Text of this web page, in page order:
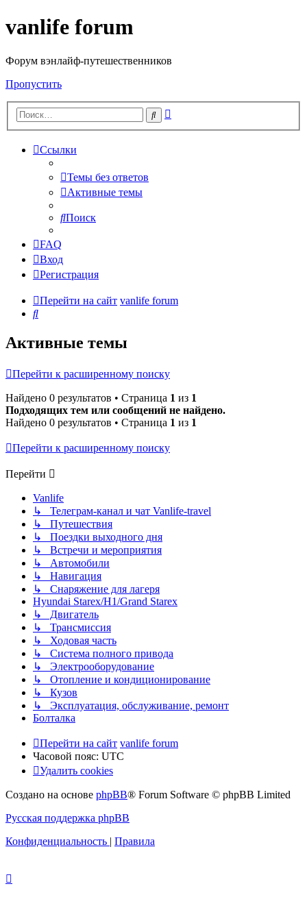
vanlife forum
Форум вэнлайф-путешественников
Пропустить
Поиск
Ссылки
Темы без ответов
Активные темы
Поиск
FAQ
Вход
Регистрация
Перейти на сайт vanlife forum
Поиск
Активные темы
Перейти к расширенному поиску
Найдено 0 результатов • Страница 1 из 1
Подходящих тем или сообщений не найдено.
Найдено 0 результатов • Страница 1 из 1
Перейти к расширенному поиску
Перейти
Vanlife
↳ Телеграм-канал и чат Vanlife-travel
↳ Путешествия
↳ Поездки выходного дня
↳ Встречи и мероприятия
↳ Автомобили
↳ Навигация
↳ Снаряжение для лагеря
Hyundai Starex/H1/Grand Starex
↳ Двигатель
↳ Трансмиссия
↳ Ходовая часть
↳ Система полного привода
↳ Электрооборудование
↳ Отопление и кондиционирование
↳ Кузов
↳ Эксплуатация, обслуживание, ремонт
Болталка
Перейти на сайт vanlife forum
Часовой пояс: UTC
Удалить cookies
Создано на основе phpBB® Forum Software © phpBB Limited
Русская поддержка phpBB
Конфиденциальность | Правила